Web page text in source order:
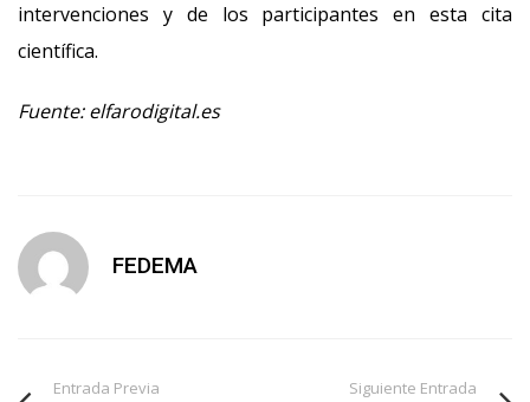
intervenciones y de los participantes en esta cita
científica.
Fuente: elfarodigital.es
FEDEMA
Entrada Previa Siguiente Entrada